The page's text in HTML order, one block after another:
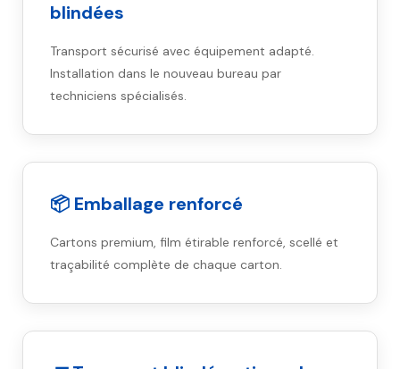
blindées
Transport sécurisé avec équipement adapté.
Installation dans le nouveau bureau par
techniciens spécialisés.
📦 Emballage renforcé
Cartons premium, film étirable renforcé, scellé et
traçabilité complète de chaque carton.